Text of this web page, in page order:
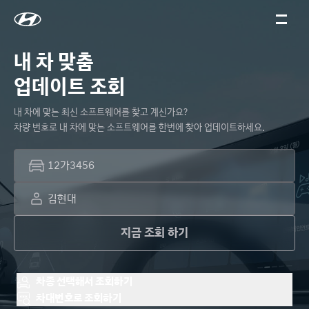
내 차 맞춤
업데이트 조회
내 차에 맞는 최신 소프트웨어를 찾고 계신가요?
차량 번호로 내 차에 맞는 소프트웨어를 한번에 찾아 업데이트하세요.
지금 조회 하기